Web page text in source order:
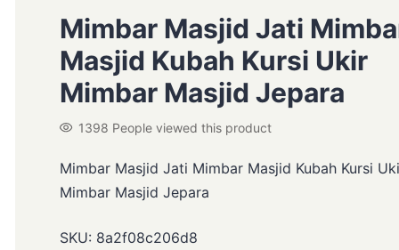
Mimbar Masjid Jati
Masjid Kubah Kursi Ukir
Mimbar Masjid Jepara
1398 People viewed this product
Mimbar Masjid Jati Mimbar Masjid Kubah Kursi
Mimbar Masjid Jepara
SKU: 8a2f08c206d8